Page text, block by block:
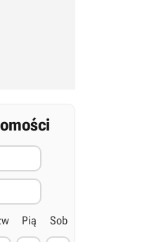
Pią Sob